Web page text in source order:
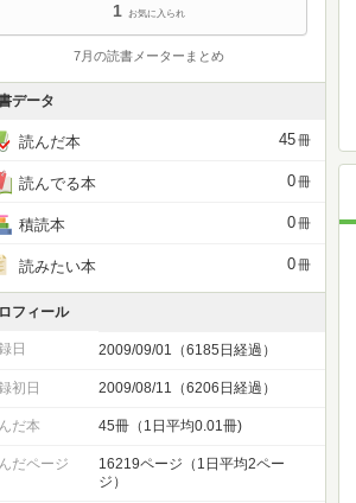
1 お気に入られ
7月の読書メーターまとめ
データ
読んだ本 45冊
読んでる本 0冊
積読本 0冊
読みたい本 0冊
フィール
日 2009/09/01（6185日経過）
初日 2009/08/11（6206日経過）
だ本 45冊（1日平均0.01冊)
だページ
16219ページ（1日平均2ペー
ジ）